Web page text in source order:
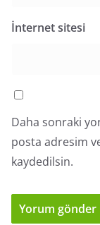
İnternet sitesi
Daha sonraki
posta adresim
kaydedilsin.